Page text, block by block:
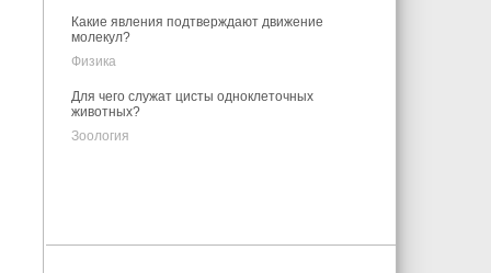
Какие явления подтверждают движение
молекул?
Физика
Для чего служат цисты одноклеточных
животных?
Зоология